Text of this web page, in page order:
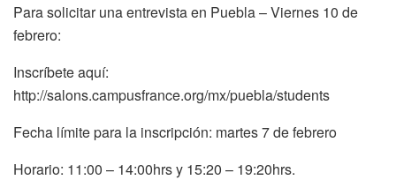
Para solicitar una entrevista en Puebla – Viernes 10 de
febrero:
Inscríbete aquí:
http://salons.campusfrance.org/mx/puebla/students
Fecha límite para la inscripción: martes 7 de febrero
Horario: 11:00 – 14:00hrs y 15:20 – 19:20hrs.